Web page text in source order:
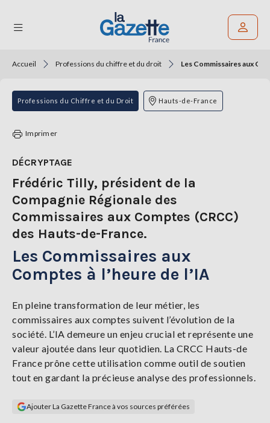
THÉMATIQUES
RÉGIONS
FORMATS
TENDANCES
SERVICES
LA
GAZETTE
Se
S'abonner
Accueil Professions du chiffre et du droit Les Commissaires aux
Professions du Chiffre et du Droit Hauts-de-France
Imprimer
DÉCRYPTAGE
Frédéric Tilly, président de la
Compagnie Régionale des
Commissaires aux Comptes (CRCC)
des Hauts-de-France.
Les Commissaires aux
Comptes à l’heure de l’IA
En pleine transformation de leur métier, les
commissaires aux comptes suivent l’évolution de la
société. L’IA demeure un enjeu crucial et représente une
valeur ajoutée dans leur quotidien. La CRCC Hauts-de
France prône cette utilisation comme outil de soutien
tout en gardant la précieuse analyse des professionnels.
Ajouter La Gazette France à vos sources préférées